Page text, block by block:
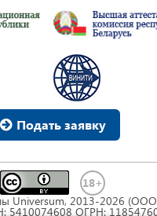
Подать заявку
Universum, 2013-2026 (ООО
5410074608 ОГРН: